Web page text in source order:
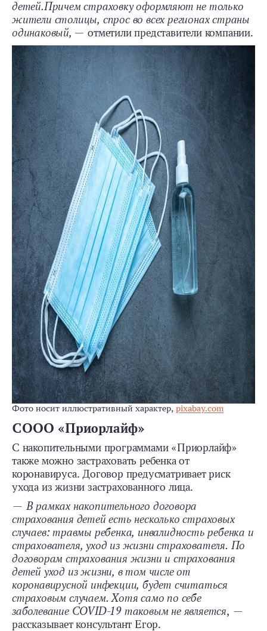
детей.Причем страховку оформляют не только
жители столицы, спрос во всех регионах страны
одинаковый, —отметили представители компании.
Фото носит иллюстративный характер, pixabay.com
СООО «Приорлайф»
С накопительными программами «Приорлайф»
также можно застраховать ребенка от
коронавируса. Договор предусматривает риск
ухода из жизни застрахованного лица.
— В рамках накопительного договора
страхования детей есть несколько страховых
случаев: травмы ребенка, инвалидность ребенка и
страхователя, уход из жизни страхователя. По
договорам страхования жизни и страхования
детей уход из жизни, в том числе от
коронавирусной инфекции, будет считаться
страховым случаем. Хотя само по себе
заболевание COVID-19 таковым не является, —
рассказывает консультант Егор.